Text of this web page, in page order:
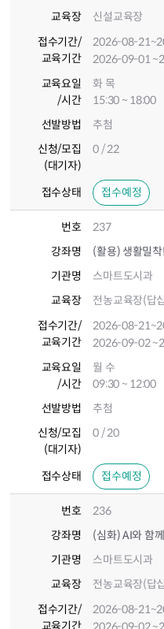
교육장
신설교육장
접수기간/
교육기간
2026-08-21
2026-09-01
교육요일
/시간
화 목
15:30 ~ 18:00
선발방법
추첨
신청/모집
(대기자)
0 / 22
접수상태 접수예정
번호
237
강좌명
(활용) 생활밀
기관명
스마트도시과
교육장
전농교육장(답
접수기간/
교육기간
2026-08-21
2026-09-02
교육요일
/시간
월 수
09:30 ~ 12:00
선발방법
추첨
신청/모집
(대기자)
0 / 20
접수상태 접수예정
번호
236
강좌명
(심화) AI와 함
기관명
스마트도시과
교육장
전농교육장(답
접수기간/
교육기간
2026-08-21